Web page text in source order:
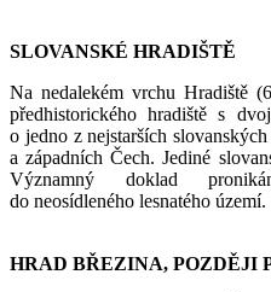
SLOVANSKÉ HRADIŠTĚ
Na nedalekém vrchu Hradiště
předhistorického hradiště s
o jedno z nejstarších
a západních Čech. Jediné
Významný doklad
do neosídleného lesnatého území.
HRAD BŘEZINA, POZDĚJI